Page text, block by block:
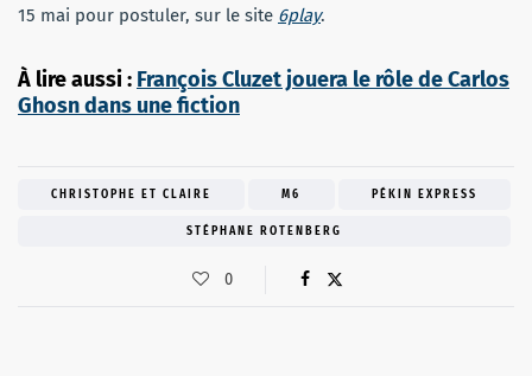
15 mai pour postuler, sur le site 6play.
À lire aussi : François Cluzet jouera le rôle de Carlos
Ghosn dans une fiction
CHRISTOPHE ET CLAIRE M6 PÉKIN EXPRESS
STÉPHANE ROTENBERG
0